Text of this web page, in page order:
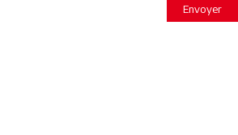
Envoyer